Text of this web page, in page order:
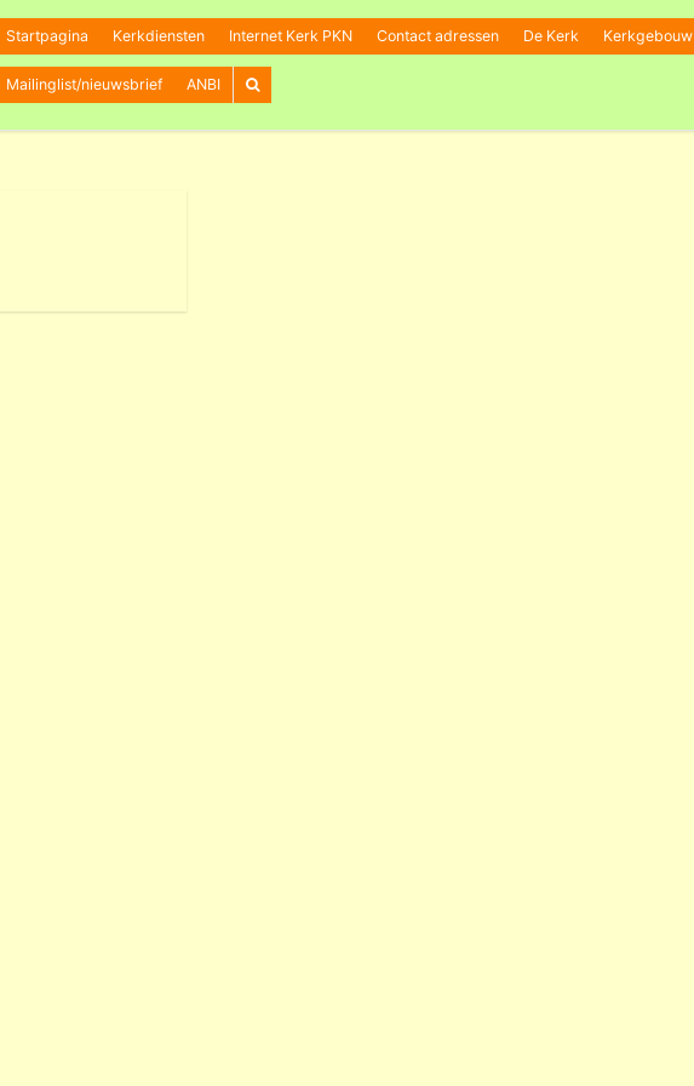
Startpagina Kerkdiensten Internet Kerk PKN Contact adressen De Kerk Kerkgebouw
Mailinglist/nieuwsbrief ANBI